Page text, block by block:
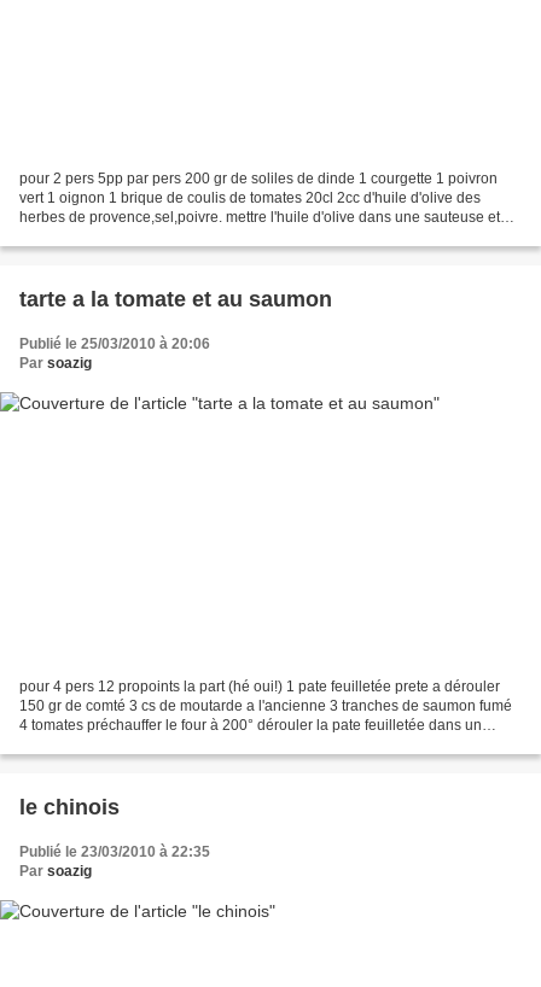
pour 2 pers 5pp par pers 200 gr de soliles de dinde 1 courgette 1 poivron
vert 1 oignon 1 brique de coulis de tomates 20cl 2cc d'huile d'olive des
herbes de provence,sel,poivre. mettre l'huile d'olive dans une sauteuse et
tarte a la tomate et au saumon
Publié le 25/03/2010 à 20:06
Par soazig
pour 4 pers 12 propoints la part (hé oui!) 1 pate feuilletée prete a dérouler
150 gr de comté 3 cs de moutarde a l'ancienne 3 tranches de saumon fumé
4 tomates préchauffer le four à 200° dérouler la pate feuilletée dans un
le chinois
Publié le 23/03/2010 à 22:35
Par soazig